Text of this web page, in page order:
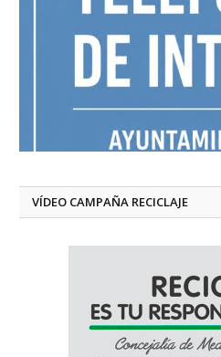
VÍDEO CAMPAÑA RECICLAJE